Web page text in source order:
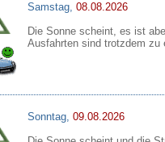
Samstag, 08.08.2026
Die Sonne scheint, es ist
Ausfahrten sind trotzdem zu
Sonntag, 09.08.2026